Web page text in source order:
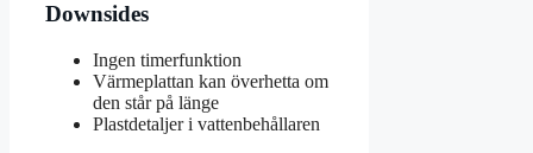
Downsides
Ingen timerfunktion
Värmeplattan kan överhetta om
den står på länge
Plastdetaljer i vattenbehållaren